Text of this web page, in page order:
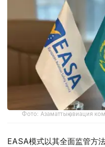
Фото: Азаматтық авиация
EASA模式以其全面监管方